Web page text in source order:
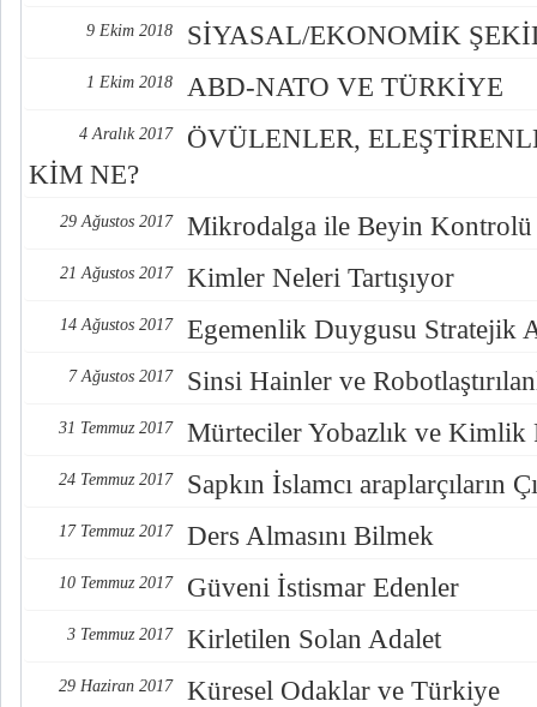
9 Ekim 2018 SİYASAL/EKONOMİK
1 Ekim 2018 ABD-NATO VE TÜRKİYE
4 Aralık 2017
ÖVÜLENLER,
KİM NE?
29 Ağustos 2017 Mikrodalga ile Beyin Kontrolü
21 Ağustos 2017 Kimler Neleri Tartışıyor
14 Ağustos 2017 Egemenlik Duygusu Stratejik
7 Ağustos 2017 Sinsi Hainler ve
31 Temmuz 2017 Mürteciler Yobazlık ve Kimlik
24 Temmuz 2017 Sapkın İslamcı araplarçıların
17 Temmuz 2017 Ders Almasını Bilmek
10 Temmuz 2017 Güveni İstismar Edenler
3 Temmuz 2017 Kirletilen Solan Adalet
29 Haziran 2017 Küresel Odaklar ve Türkiye